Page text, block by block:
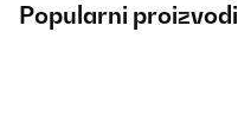
Popularni proizvodi